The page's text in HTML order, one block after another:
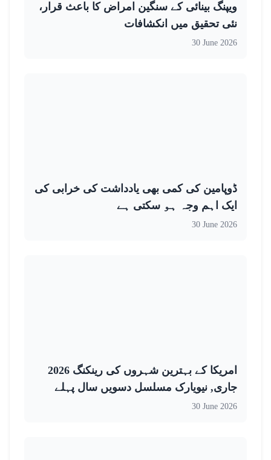
ویپنگ بینائی کے سنگین امراض کا باعث قرار،
نئی تحقیق میں انکشافات
30 June 2026
ڈوپامین کی کمی بھی یادداشت کی خرابی کی
ایک اہم وجہ ہو سکتی ہے
30 June 2026
امریکا کے بہترین شہروں کی رینکنگ 2026
جاری, نیویارک مسلسل دسویں سال پہلے
نمبر پر برقرار، دوسرے نمبر پر لاس اینجلس
30 June 2026